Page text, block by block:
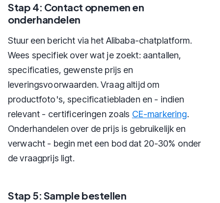
Stap 4: Contact opnemen en
onderhandelen
Stuur een bericht via het Alibaba-chatplatform.
Wees specifiek over wat je zoekt: aantallen,
specificaties, gewenste prijs en
leveringsvoorwaarden. Vraag altijd om
productfoto's, specificatiebladen en - indien
relevant - certificeringen zoals CE-markering.
Onderhandelen over de prijs is gebruikelijk en
verwacht - begin met een bod dat 20-30% onder
de vraagprijs ligt.
Stap 5: Sample bestellen